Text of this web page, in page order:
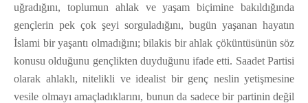
uğradığını, toplumun ahlak ve yaşam biçimine bakıldığında
gençlerin pek çok şeyi sorguladığını, bugün yaşanan hayatın
İslami bir yaşantı olmadığını; bilakis bir ahlak çöküntüsünün söz
konusu olduğunu gençlikten duyduğunu ifade etti. Saadet Partisi
olarak ahlaklı, nitelikli ve idealist bir genç neslin yetişmesine
vesile olmayı amaçladıklarını, bunun da sadece bir partinin değil